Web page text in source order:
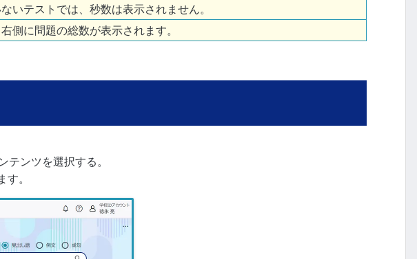
いテストでは、秒数は表示されません。
側に問題の総数が表示されます。
ンツを選択する。
。